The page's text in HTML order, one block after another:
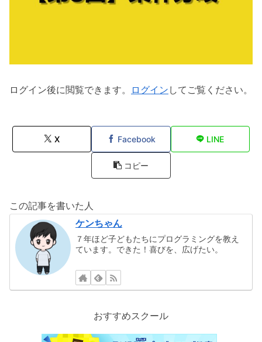
ログイン後に閲覧できます。 ログイン してご覧ください。
X Facebook LINE
コピー
この記事を書いた人
ケンちゃん
７年ほど子どもたちにプログラミングを教え
ています。できた！喜びを、広げたい。
おすすめスクール